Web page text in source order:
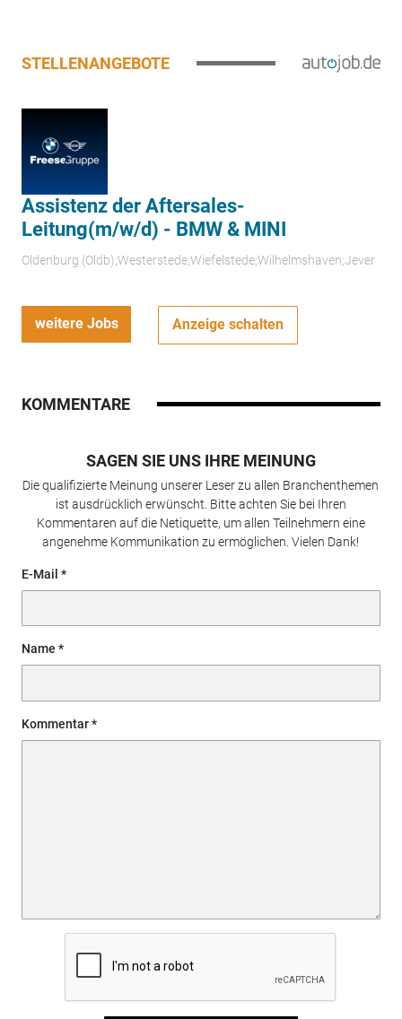
STELLENANGEBOTE
Assistenz der Aftersales-
Leitung(m/w/d) - BMW & MINI
Oldenburg (Oldb);Westerstede;Wiefelstede;Wilhelmshaven;Jever
weitere Jobs Anzeige schalten
KOMMENTARE
SAGEN SIE UNS IHRE MEINUNG
Die qualifizierte Meinung unserer Leser zu allen Branchenthemen
ist ausdrücklich erwünscht. Bitte achten Sie bei Ihren
Kommentaren auf die Netiquette, um allen Teilnehmern eine
angenehme Kommunikation zu ermöglichen. Vielen Dank!
E-Mail
Name
Kommentar